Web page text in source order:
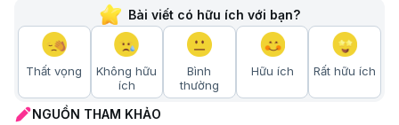
Bài viết có hữu ích với bạn?
Thất vọng
Không hữu
ích
Bình
thường
Hữu ích Rất hữu ích
NGUỒN THAM KHẢO